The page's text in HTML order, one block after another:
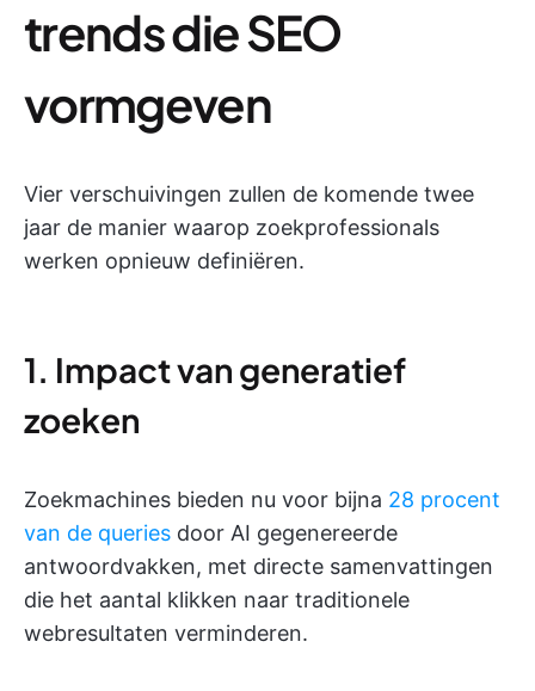
trends die SEO
vormgeven
Vier verschuivingen zullen de komende twee
jaar de manier waarop zoekprofessionals
werken opnieuw definiëren.
1. Impact van generatief
zoeken
Zoekmachines bieden nu voor bijna 28 procent
van de queries door AI gegenereerde
antwoordvakken, met directe samenvattingen
die het aantal klikken naar traditionele
webresultaten verminderen.